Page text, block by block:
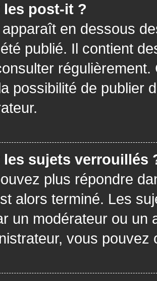
les post-it ?
en dessous
publié. Il contient
possibilité de publier
les sujets verrouillés
plus répondre
alors terminé. Les
un modérateur ou un
vous